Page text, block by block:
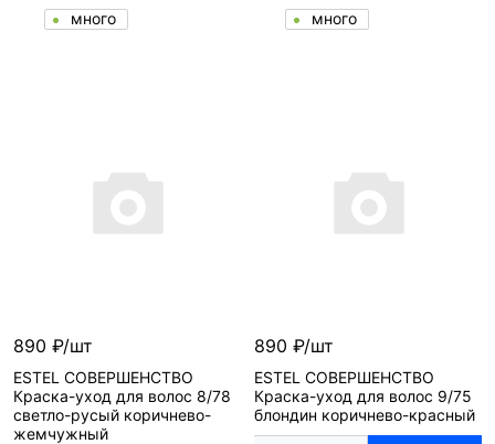
много много
890 ₽/шт
ESTEL СОВЕРШЕНСТВО
Краска-уход для волос 8/78
светло-русый коричнево-
жемчужный
890 ₽/шт
ESTEL СОВЕРШЕНСТВО
Краска-уход для волос 9/75
блондин коричнево-красный